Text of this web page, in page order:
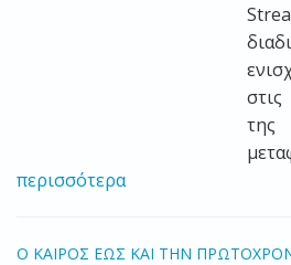
της
περισσότερα
O ΚΑΙΡΟΣ ΕΩΣ ΚΑΙ ΤΗΝ